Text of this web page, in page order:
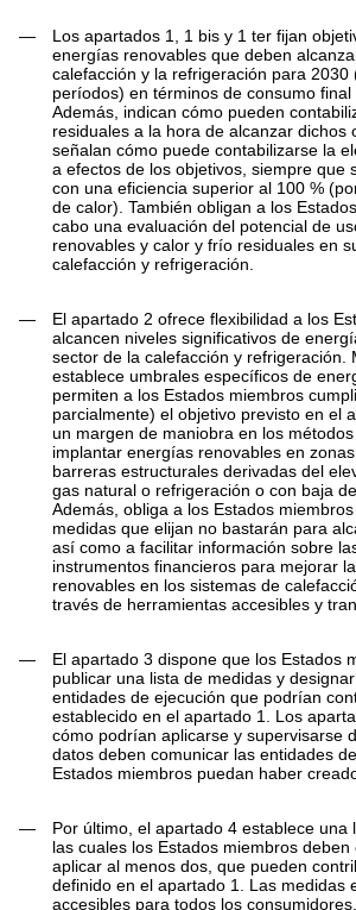
— Los apartados 1, 1 bis y 1ter fijan
energías renovables que deben
calefacción y la refrigeración para 2030
períodos) en términos de consumo
Además, indican cómo pueden
residuales a la hora de alcanzar dichos
señalan cómo puede contabilizarse la
a efectos de los objetivos, siempre que
con una eficiencia superior al 100 %
de calor). También obligan a los
cabo una evaluación del potencial de
renovables y calor y frío residuales en
calefacción y refrigeración.
—
El apartado 2 ofrece flexibilidad a los
alcancen niveles significativos de
sector de la calefacción y refrigeración.
establece umbrales específicos de
permiten a los Estados miembros
parcialmente) el objetivo previsto en el
un margen de maniobra en los
implantar energías renovables en
barreras estructurales derivadas del
gas natural o refrigeración o con baja
Además, obliga a los Estados
medidas que elijan no bastarán para
así como a facilitar información sobre
instrumentos financieros para mejorar
renovables en los sistemas de
través de herramientas accesibles y
—
El apartado 3 dispone que los Estados
publicar una lista de medidas y
entidades de ejecución que podrían
establecido en el apartado 1. Los
cómo podrían aplicarse y supervisarse
datos deben comunicar las entidades
Estados miembros puedan haber
—
Por último, el apartado 4 establece una
las cuales los Estados miembros
aplicar al menos dos, que pueden
definido en el apartado 1. Las medidas
accesibles para todos los consumidores.